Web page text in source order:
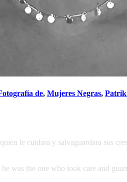
de, Mujeres Negras, Patrik
le cuidara y salvaguardara sus
was the one who took care and